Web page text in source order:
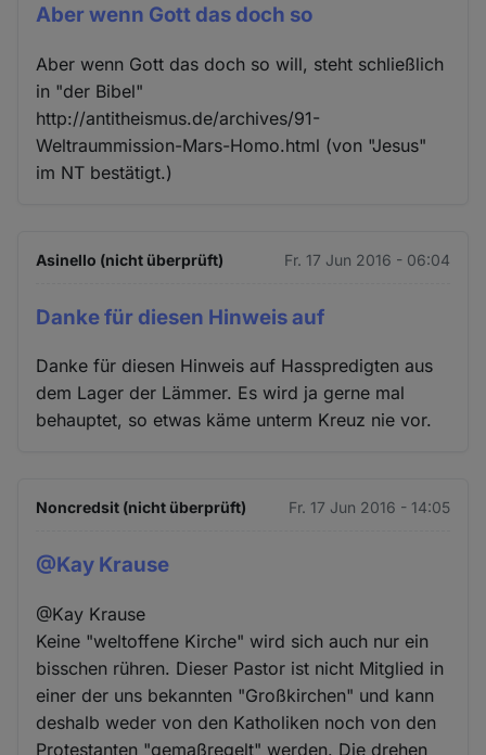
Aber wenn Gott das doch so
Aber wenn Gott das doch so will, steht schließlich
in "der Bibel"
http://antitheismus.de/archives/91-
Weltraummission-Mars-Homo.html (von "Jesus"
im NT bestätigt.)
Asinello (nicht überprüft) Fr. 17 Jun 2016 - 06:04
Danke für diesen Hinweis auf
Danke für diesen Hinweis auf Hasspredigten aus
dem Lager der Lämmer. Es wird ja gerne mal
behauptet, so etwas käme unterm Kreuz nie vor.
Noncredsit (nicht überprüft) Fr. 17 Jun 2016 - 14:05
@Kay Krause
@Kay Krause
Keine "weltoffene Kirche" wird sich auch nur ein
bisschen rühren. Dieser Pastor ist nicht Mitglied in
einer der uns bekannten "Großkirchen" und kann
deshalb weder von den Katholiken noch von den
Protestanten "gemaßregelt" werden. Die drehen